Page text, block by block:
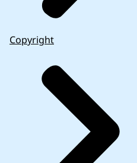
Copyright